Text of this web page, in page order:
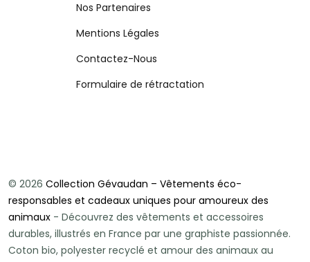
Nos Partenaires
Mentions Légales
Contactez-Nous
Formulaire de rétractation
© 2026 Collection Gévaudan – Vêtements éco-
responsables et cadeaux uniques pour amoureux des
animaux - Découvrez des vêtements et accessoires
durables, illustrés en France par une graphiste passionnée.
Coton bio, polyester recyclé et amour des animaux au